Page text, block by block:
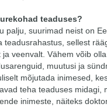
teaduses?
palju, suurimad neist on
teadusrahastus, sellest
ja veenvalt. Vähem võib
muutusi ja
mõjutada inimesed,
teha teaduses midagi,
inimeste, näiteks